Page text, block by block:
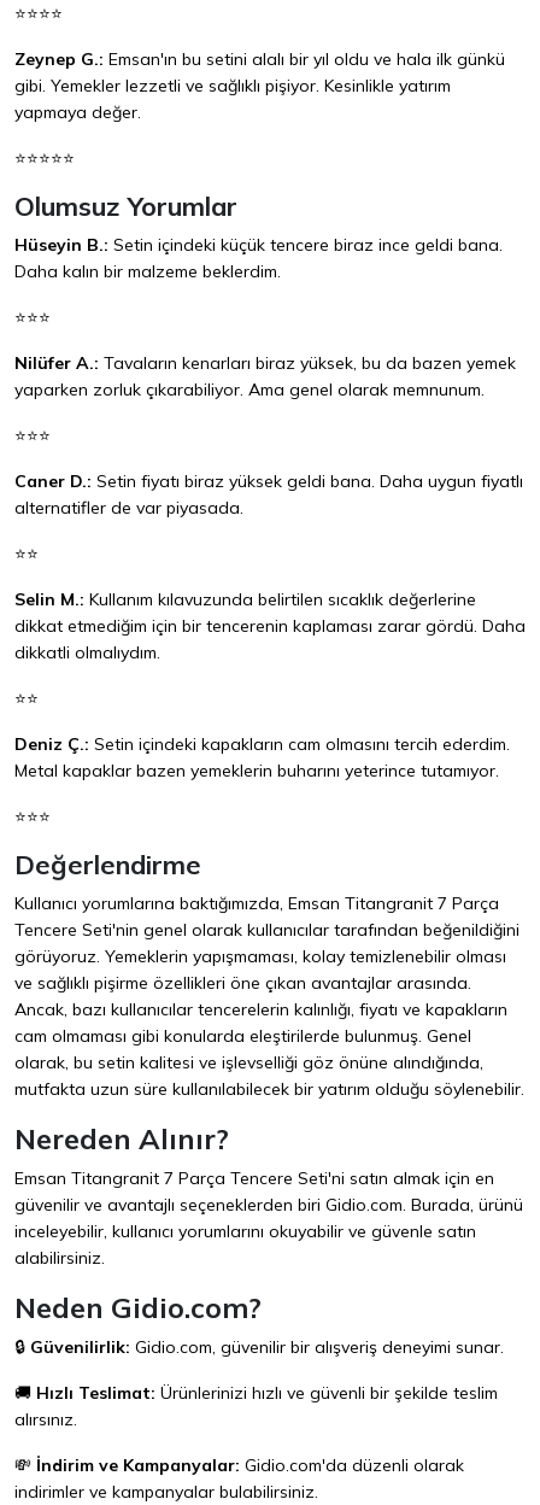
⭐⭐⭐⭐
Zeynep G.: Emsan'ın bu setini alalı bir yıl oldu ve hala ilk günkü
gibi. Yemekler lezzetli ve sağlıklı pişiyor. Kesinlikle yatırım
yapmaya değer.
⭐⭐⭐⭐⭐
Olumsuz Yorumlar
Hüseyin B.: Setin içindeki küçük tencere biraz ince geldi bana.
Daha kalın bir malzeme beklerdim.
⭐⭐⭐
Nilüfer A.: Tavaların kenarları biraz yüksek, bu da bazen yemek
yaparken zorluk çıkarabiliyor. Ama genel olarak memnunum.
⭐⭐⭐
Caner D.: Setin fiyatı biraz yüksek geldi bana. Daha uygun fiyatlı
alternatifler de var piyasada.
⭐⭐
Selin M.: Kullanım kılavuzunda belirtilen sıcaklık değerlerine
dikkat etmediğim için bir tencerenin kaplaması zarar gördü. Daha
dikkatli olmalıydım.
⭐⭐
Deniz Ç.: Setin içindeki kapakların cam olmasını tercih ederdim.
Metal kapaklar bazen yemeklerin buharını yeterince tutamıyor.
⭐⭐⭐
Değerlendirme
Kullanıcı yorumlarına baktığımızda, Emsan Titangranit 7 Parça
Tencere Seti'nin genel olarak kullanıcılar tarafından beğenildiğini
görüyoruz. Yemeklerin yapışmaması, kolay temizlenebilir olması
ve sağlıklı pişirme özellikleri öne çıkan avantajlar arasında.
Ancak, bazı kullanıcılar tencerelerin kalınlığı, fiyatı ve kapakların
cam olmaması gibi konularda eleştirilerde bulunmuş. Genel
olarak, bu setin kalitesi ve işlevselliği göz önüne alındığında,
mutfakta uzun süre kullanılabilecek bir yatırım olduğu söylenebilir.
Nereden Alınır?
Emsan Titangranit 7 Parça Tencere Seti'ni satın almak için en
güvenilir ve avantajlı seçeneklerden biri Gidio.com. Burada, ürünü
inceleyebilir, kullanıcı yorumlarını okuyabilir ve güvenle satın
alabilirsiniz.
Neden Gidio.com?
🔒 Güvenilirlik: Gidio.com, güvenilir bir alışveriş deneyimi sunar.
🚚 Hızlı Teslimat: Ürünlerinizi hızlı ve güvenli bir şekilde teslim
alırsınız.
💸 İndirim ve Kampanyalar: Gidio.com'da düzenli olarak
indirimler ve kampanyalar bulabilirsiniz.